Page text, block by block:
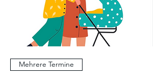
Mehrere Termine